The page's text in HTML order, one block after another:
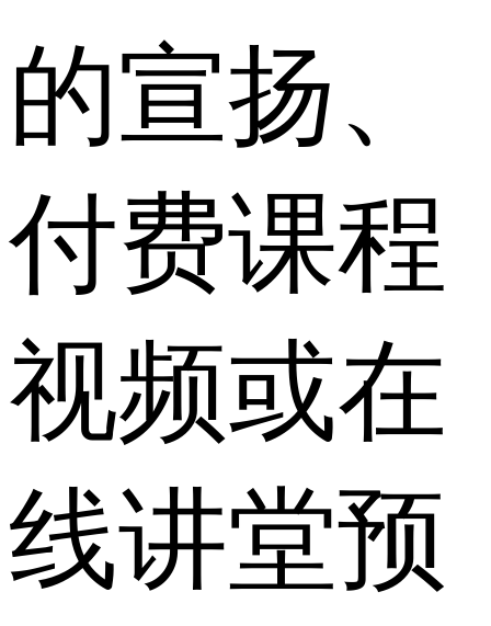
的宣扬、
付费课程
视频或在
线讲堂预